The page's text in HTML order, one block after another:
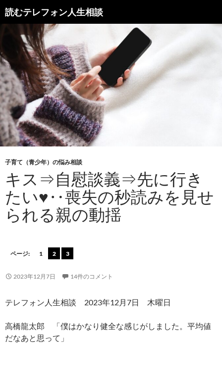
読むテレフォン人生相談
子育て（青少年）の悩み相談
キス⇒自慰談義⇒先に行き
たい♥‥喪失の秒読みを見せ
られる親の動揺
ページ: 1 2 3
2023年12月7日 14件のコメント
テレフォン人生相談 2023年12月7日 木曜日
高橋龍太郎 「僕はかなり健全な感じがしました。平均値
だなあと思って」